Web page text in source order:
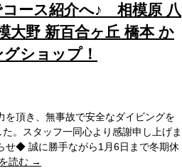
ース紹介へ♪ 相模原 八
大野 新百合ヶ丘 橋本 か
ショップ！
を頂き、無事故で安全なダイビングを
。スタッフ一同心より感謝申し上げま
せ◆ 誠に勝手ながら1月6日まで冬期休
読む →